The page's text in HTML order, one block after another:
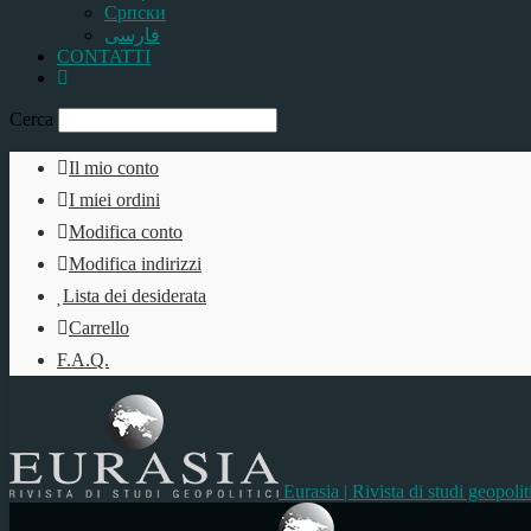
Српски
فارسی
CONTATTI
Cerca
Il mio conto
I miei ordini
Modifica conto
Modifica indirizzi
Lista dei desiderata
Carrello
F.A.Q.
Eurasia | Rivista di studi